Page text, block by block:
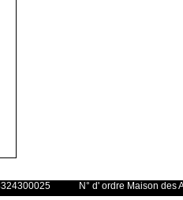
33093324300025 N° d'